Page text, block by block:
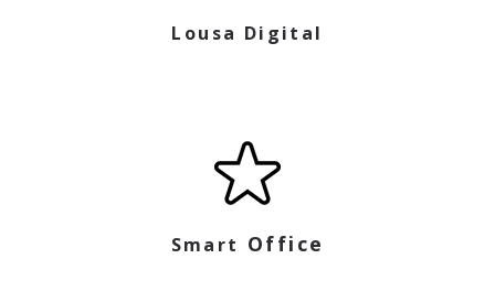
Lousa Digital
Smart Office